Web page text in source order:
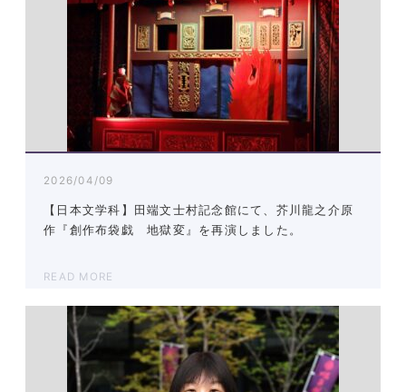
2026/04/09
【日本文学科】田端文士村記念館にて、芥川龍之介原
作『創作布袋戯 地獄変』を再演しました。
READ MORE